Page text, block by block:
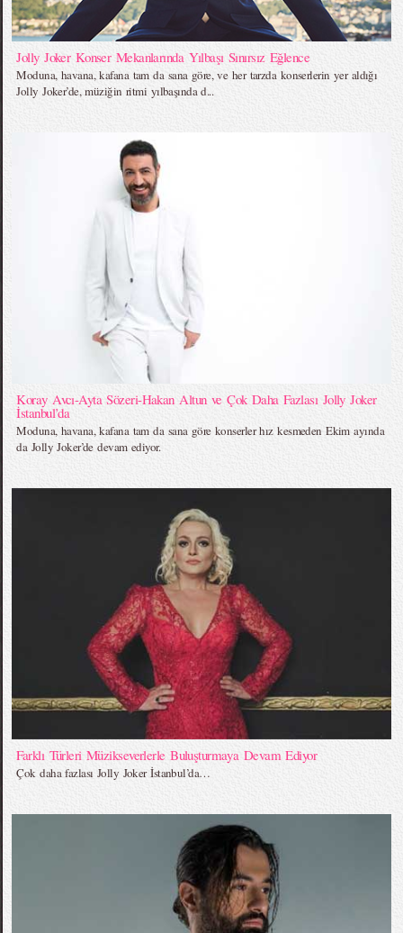
Jolly Joker Konser Mekanlarında Yılbaşı Sınırsız Eğlence
Moduna, havana, kafana tam da sana göre, ve her tarzda konserlerin yer aldığı
Jolly Joker’de, müziğin ritmi yılbaşında d...
Koray Avcı-Ayta Sözeri-Hakan Altun ve Çok Daha Fazlası Jolly Joker
İstanbul’da
Moduna, havana, kafana tam da sana göre konserler hız kesmeden Ekim ayında
da Jolly Joker’de devam ediyor.
Farklı Türleri Müzikseverlerle Buluşturmaya Devam Ediyor
Çok daha fazlası Jolly Joker İstanbul’da…